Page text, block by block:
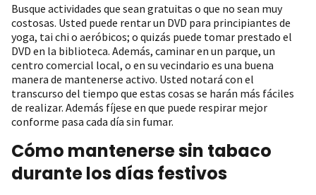
Busque actividades que sean gratuitas o que no sean muy
costosas. Usted puede rentar un DVD para principiantes de
yoga, tai chi o aeróbicos; o quizás puede tomar prestado el
DVD en la biblioteca. Además, caminar en un parque, un
centro comercial local, o en su vecindario es una buena
manera de mantenerse activo. Usted notará con el
transcurso del tiempo que estas cosas se harán más fáciles
de realizar. Además fíjese en que puede respirar mejor
conforme pasa cada día sin fumar.
Cómo mantenerse sin tabaco
durante los días festivos